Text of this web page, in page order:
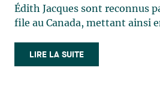
Édith Jacques sont reconnus
file au Canada, mettant ainsi
le domaine du droit des
Belle-Isle est associée au sein
LIRE LA SUITE